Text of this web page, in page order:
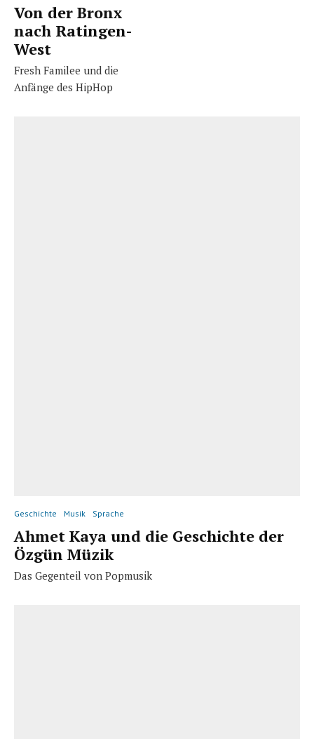
Von der Bronx
nach Ratingen-
West
Fresh Familee und die
Anfänge des HipHop
Geschichte Musik Sprache
Ahmet Kaya und die Geschichte der
Özgün Müzik
Das Gegenteil von Popmusik